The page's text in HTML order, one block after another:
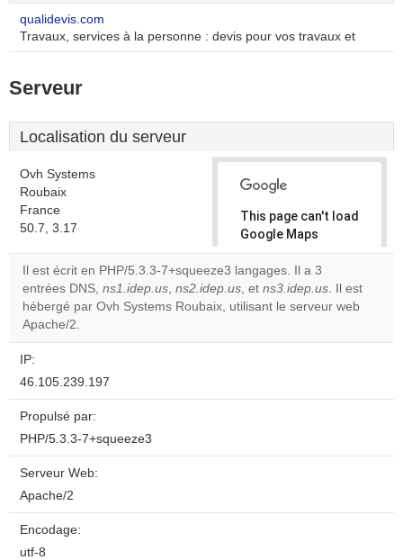
qualidevis.com
Travaux, services à la personne : devis pour vos travaux et
Serveur
Localisation du serveur
Ovh Systems
Roubaix
France
50.7, 3.17
This page can't load
Google Maps
correctly.
Do you
own this
OK
Il est écrit en PHP/5.3.3-7+squeeze3 langages. Il a 3
entrées DNS, ns1.idep.us, ns2.idep.us, et ns3.idep.us. Il est
hébergé par Ovh Systems Roubaix, utilisant le serveur web
Apache/2.
IP:
46.105.239.197
Propulsé par:
PHP/5.3.3-7+squeeze3
Serveur Web:
Apache/2
Encodage:
utf-8